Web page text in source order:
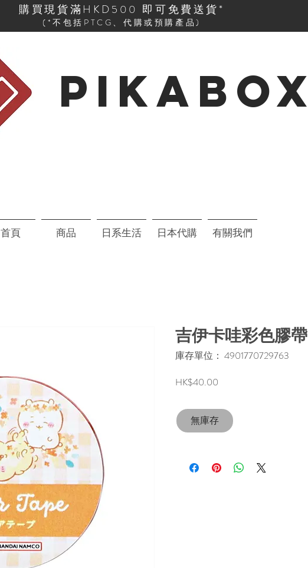
購買現貨滿HKD500 即可免費送貨*
(*不包括PTCG、代購或預購產品)
PIKABOX
首頁 商品 日系生活 日本代購 有關我們
吉伊卡哇彩色膠帶
庫存單位： 4901770729763
HK$40.00
無庫存